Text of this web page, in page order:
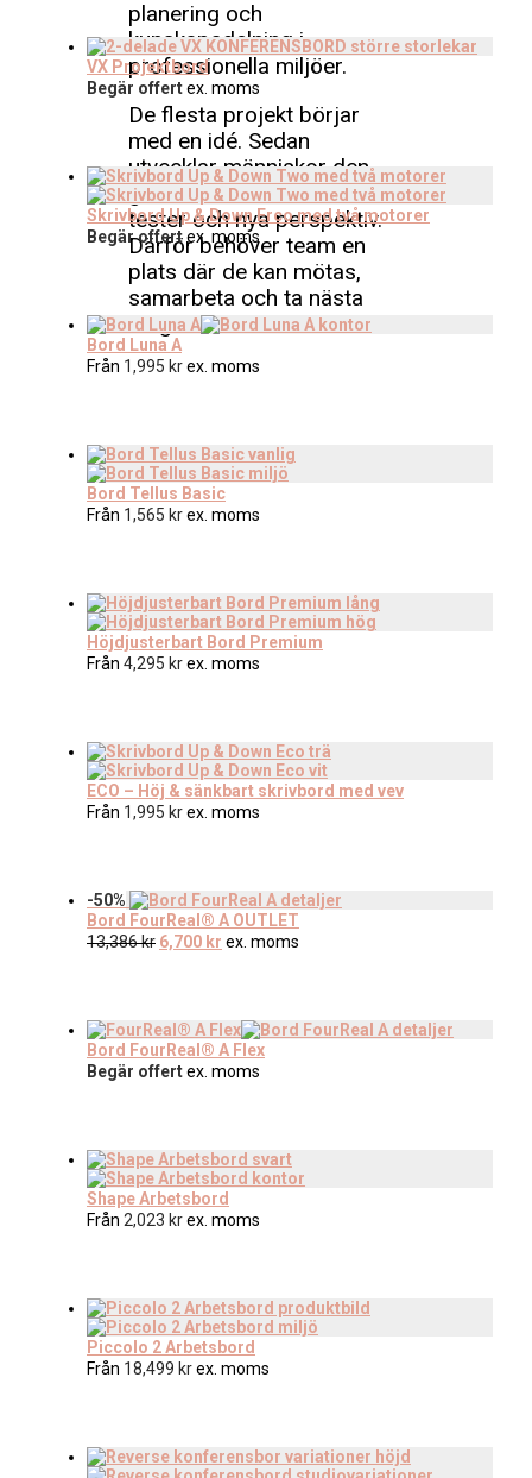
planering och
kunskapsdelning i
professionella miljöer.
De flesta projekt börjar
med en idé. Sedan
utvecklar människor den
genom samtal, skisser,
tester och nya perspektiv.
Därför behöver team en
plats där de kan mötas,
samarbeta och ta nästa
steg tillsammans.
VX Projektbord
Begär offertex. moms
Skrivbord Up & Down Erco med två motorer
Begär offertex. moms
Bord Luna A
Från 1,995 krex. moms
Bord Tellus Basic
Från 1,565 krex. moms
Höjdjusterbart Bord Premium
Från 4,295 krex. moms
ECO – Höj & sänkbart skrivbord med vev
Från 1,995 krex. moms
-50%
Bord FourReal® A OUTLET
13,386kr Det ursprungliga priset var: 13,386 kr.
6,700 kr Det nuvarande priset är: 6,700 kr.
ex. moms
Bord FourReal® A Flex
Begär offertex. moms
Shape Arbetsbord
Från 2,023 krex. moms
Piccolo 2 Arbetsbord
Från 18,499 krex. moms